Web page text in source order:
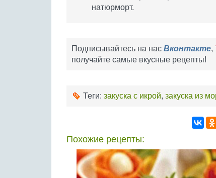
натюрморт.
Подписывайтесь на нас Вконтакте,
получайте самые вкусные рецепты!
Теги: закуска с икрой, закуска из
Похожие рецепты: